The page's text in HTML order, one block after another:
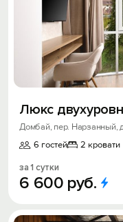
Люкс
Домбай, пер. Нарзанный,
6 гостей
2 кровати
за 1 сутки
6 600 руб.